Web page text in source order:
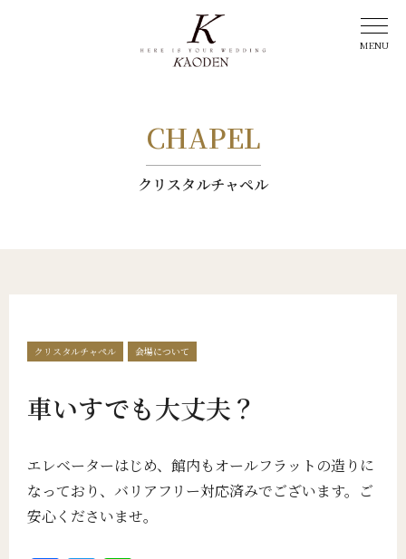
CHAPEL
クリスタルチャペル
クリスタルチャペル 会場について
車いすでも大丈夫？
エレベーターはじめ、館内もオールフラットの造りに
なっており、バリアフリー対応済みでございます。ご
安心くださいませ。